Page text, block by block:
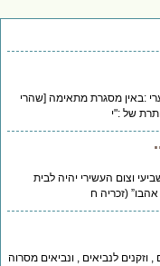
מסגרת מתאימה [שהרי
של :"י
וצום העשירי יהיה לבית
(זכריה ח
לנביאים , ונביאים מסרוה